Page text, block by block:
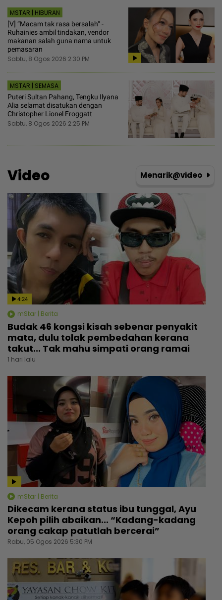
MSTAR | HIBURAN
[V] “Macam tak rasa bersalah“ -
Ruhainies ambil tindakan, vendor
makanan salah guna nama untuk
pemasaran
Sabtu, 8 Ogos 2026 2:30 PM
MSTAR | SEMASA
Puteri Sultan Pahang, Tengku Ilyana
Alia selamat disatukan dengan
Christopher Lionel Froggatt
Sabtu, 8 Ogos 2026 2:25 PM
Video Menarik@video
4:24
mStar | Berita
Budak 46 kongsi kisah sebenar penyakit
mata, dulu tolak pembedahan kerana
takut... Tak mahu simpati orang ramai
1 hari lalu
mStar | Berita
Dikecam kerana status ibu tunggal, Ayu
Kepoh pilih abaikan... “Kadang-kadang
orang cakap patutlah bercerai”
Rabu, 05 Ogos 2026 5:30 PM